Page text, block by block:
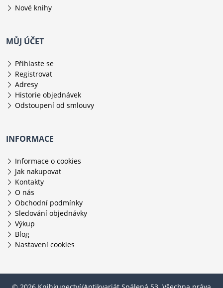
Nové knihy
MŮJ ÚČET
Přihlaste se
Registrovat
Adresy
Historie objednávek
Odstoupení od smlouvy
INFORMACE
Informace o cookies
Jak nakupovat
Kontakty
O nás
Obchodní podmínky
Sledování objednávky
Výkup
Blog
Nastavení cookies